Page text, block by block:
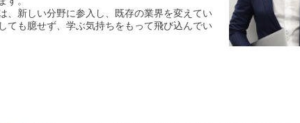
、新しい分野に参入し、既存の業界を変えてい
ても臆せず、学ぶ気持ちをもって飛び込んでい